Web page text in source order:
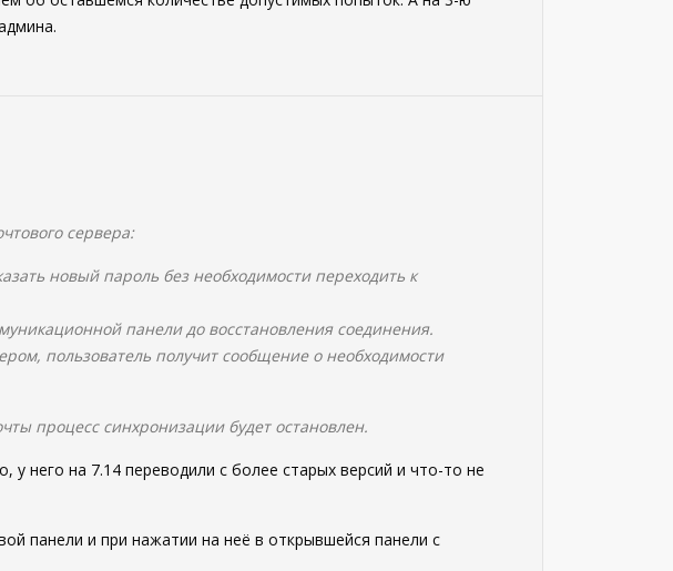
сервера:
новый пароль без необходимости переходить к
панели до восстановления соединения.
пользователь получит сообщение о необходимости
процесс синхронизации будет остановлен.
него на 7.14 переводили с более старых версий и что-то не
панели и при нажатии на неё в открывшейся панели с